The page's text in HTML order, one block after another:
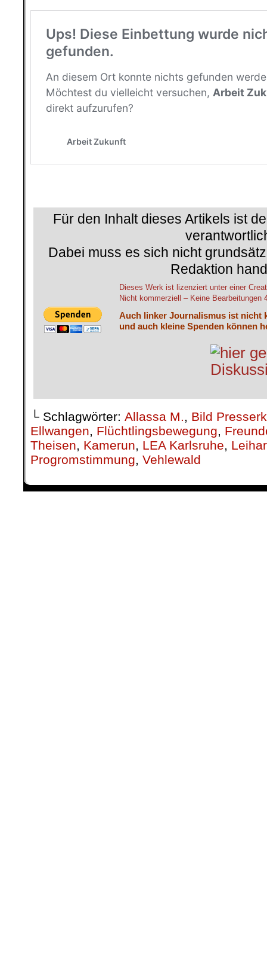
Für den Inhalt dieses Artikels ist
Dabei muss es sich nicht
Redaktion
Dieses Werk ist lizenziert unter einer
Nicht kommerziell – Keine Bearbeitungen
Auch linker Journalismus ist nicht
und auch kleine Spenden können
└ Schlagwörter:Allassa M.,Bild
Ellwangen,Flüchtlingsbewegung,
Theisen,Kamerun, LEA Karlsruhe